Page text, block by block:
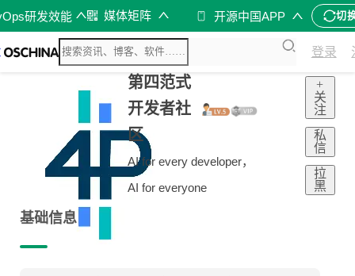
研发效能 媒体矩阵 开源中国APP 切
登录
第四范式
开发者社
区
AI for every developer，
AI for everyone
+
关
注
私
信
拉
黑
基础信息